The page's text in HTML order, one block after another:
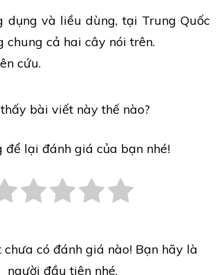
dụng và liều dùng, tại Trung Quốc
chung cả hai cây nói trên.
cứu.
bài viết này thế nào?
để lại đánh giá của bạn nhé!
có đánh giá nào! Bạn hãy là
người đầu tiên nhé.